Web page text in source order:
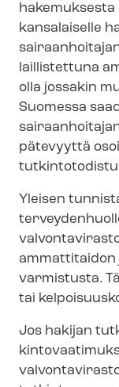
hakemuksesta
kansalaiselle
laillistettuna
olla jossakin
Suomessa
pätevyyttä
Yleisen
ammattitaidon
varmistusta.
tai
Jos hakijan